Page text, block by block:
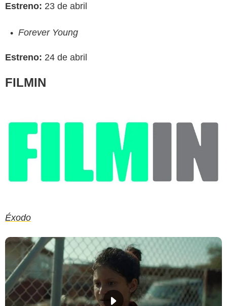
Estreno: 23 de abril
Forever Young
Estreno: 24 de abril
FILMIN
Éxodo